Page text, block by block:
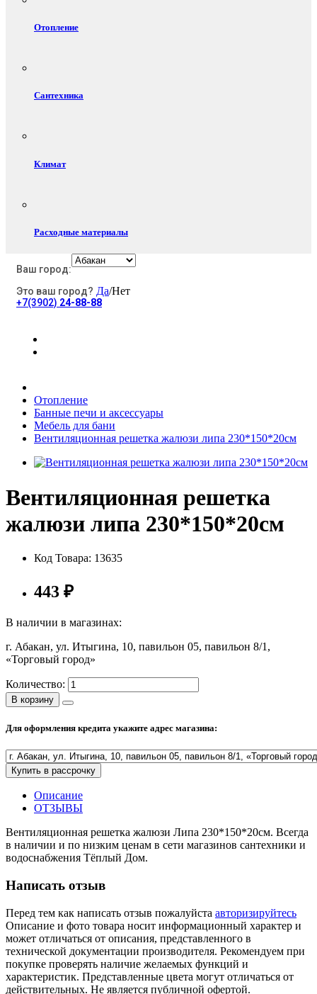
Отопление
Сантехника
Климат
Расходные материалы
Электротовары
Хозяйственные товары
Строительные товары
Блог
Полезные статьи
Новости и Акции
Оплата и доставка
Сервис-центр
Адреса Сервис-центров
Условия возврата товара
Ваш город:
Это ваш город? Да/Нет
+7(3902) 24-88-88
Отопление
Банные печи и аксессуары
Мебель для бани
Вентиляционная решетка жалюзи липа 230*150*20см
Вентиляционная решетка
жалюзи липа 230*150*20см
Код Товара: 13635
443 ₽
В наличии в магазинах:
г. Абакан, ул. Итыгина, 10, павильон 05, павильон 8/1,
«Торговый город»
Количество:
В корзину
Для оформления кредита укажите адрес магазина:
Купить в рассрочку
Описание
ОТЗЫВЫ
Вентиляционная решетка жалюзи Липа 230*150*20см. Всегда
в наличии и по низким ценам в сети магазинов сантехники и
водоснабжения Тёплый Дом.
Написать отзыв
Перед тем как написать отзыв пожалуйста авторизируйтесь
Описание и фото товара носит информационный характер и
может отличаться от описания, представленного в
технической документации производителя. Рекомендуем при
покупке проверять наличие желаемых функций и
характеристик. Представленные цвета могут отличаться от
действительных. Не является публичной офертой.